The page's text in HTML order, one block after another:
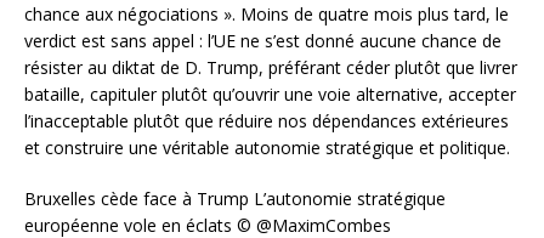
chance aux négociations ». Moins de quatre mois plus tard, le
verdict est sans appel : l’UE ne s’est donné aucune chance de
résister au diktat de D. Trump, préférant céder plutôt que livrer
bataille, capituler plutôt qu’ouvrir une voie alternative, accepter
l’inacceptable plutôt que réduire nos dépendances extérieures
et construire une véritable autonomie stratégique et politique.
Bruxelles cède face à Trump L’autonomie stratégique
européenne vole en éclats © @MaximCombes